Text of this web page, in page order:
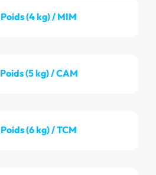
Poids (4 kg) / MIM
Poids (5 kg) / CAM
Poids (6 kg) / TCM